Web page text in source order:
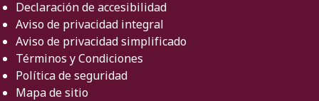
Declaración de accesibilidad
Aviso de privacidad integral
Aviso de privacidad simplificado
Términos y Condiciones
Política de seguridad
Mapa de sitio